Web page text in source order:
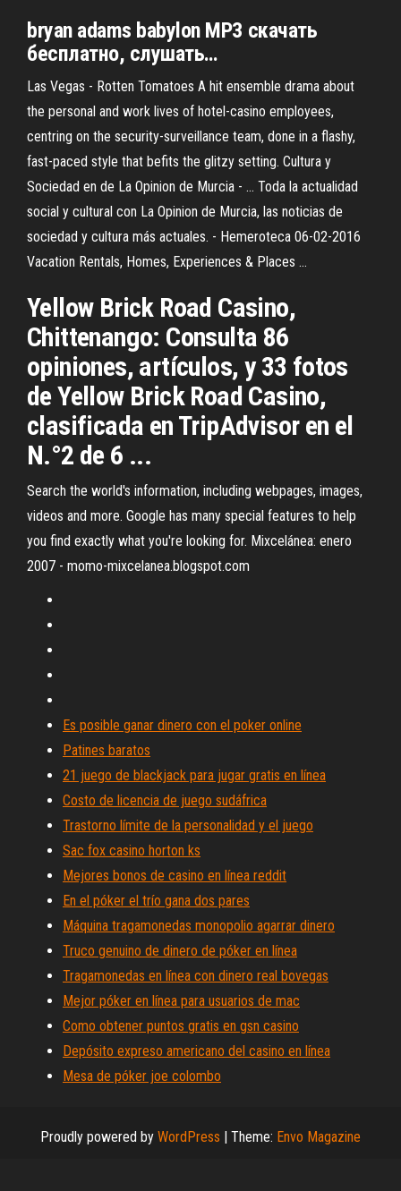
bryan adams babylon MP3 скачать
бесплатно, слушать…
Las Vegas - Rotten Tomatoes A hit ensemble drama about
the personal and work lives of hotel-casino employees,
centring on the security-surveillance team, done in a flashy,
fast-paced style that befits the glitzy setting. Cultura y
Sociedad en de La Opinion de Murcia - … Toda la actualidad
social y cultural con La Opinion de Murcia, las noticias de
sociedad y cultura más actuales. - Hemeroteca 06-02-2016
Vacation Rentals, Homes, Experiences & Places …
Yellow Brick Road Casino,
Chittenango: Consulta 86
opiniones, artículos, y 33 fotos
de Yellow Brick Road Casino,
clasificada en TripAdvisor en el
N.°2 de 6 ...
Search the world's information, including webpages, images,
videos and more. Google has many special features to help
you find exactly what you're looking for. Mixcelánea: enero
2007 - momo-mixcelanea.blogspot.com
Es posible ganar dinero con el poker online
Patines baratos
21 juego de blackjack para jugar gratis en línea
Costo de licencia de juego sudáfrica
Trastorno límite de la personalidad y el juego
Sac fox casino horton ks
Mejores bonos de casino en línea reddit
En el póker el trío gana dos pares
Máquina tragamonedas monopolio agarrar dinero
Truco genuino de dinero de póker en línea
Tragamonedas en línea con dinero real bovegas
Mejor póker en línea para usuarios de mac
Como obtener puntos gratis en gsn casino
Depósito expreso americano del casino en línea
Mesa de póker joe colombo
Proudly powered by WordPress | Theme: Envo Magazine